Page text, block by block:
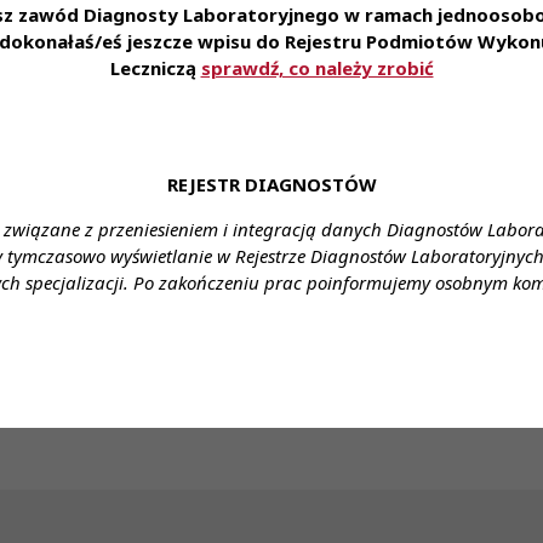
zawód Diagnosty Laboratoryjnego w ramach
eś jeszcze wpisu do Rejestru Podmiotów
Leczniczą sprawdź, co należy zrobić
REJESTR DIAGNOSTÓW
z przeniesieniem i integracją danych Diagnostów
tymczasowo wyświetlanie w Rejestrze Diagnostów
specjalizacji. Po zakończeniu prac poinformujemy osobnym
w zależności od posiadanego stażu pracy i
10555,00
Stanowisko: młodszy asystent, asystent, starszy
Wolska